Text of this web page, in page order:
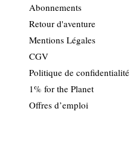
Abonnements
Retour d'aventure
Mentions Légales
CGV
Politique de confidentialité
1% for the Planet
Offres d’emploi